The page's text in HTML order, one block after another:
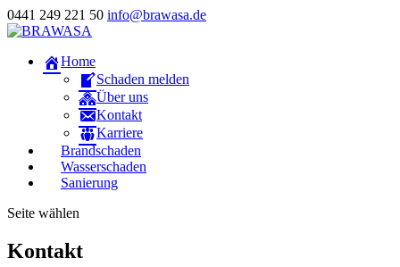
0441 249 221 50 info@brawasa.de
Home
Schaden melden
Über uns
Kontakt
Karriere
Brandschaden
Wasserschaden
Sanierung
Seite wählen
Kontakt